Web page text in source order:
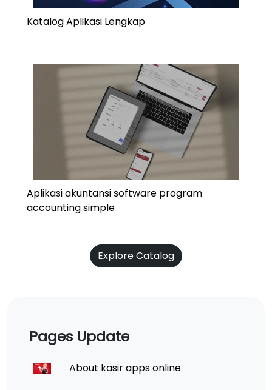
Katalog Aplikasi Lengkap
Aplikasi akuntansi software program
accounting simple
Explore Catalog
Pages Update
About kasir apps online